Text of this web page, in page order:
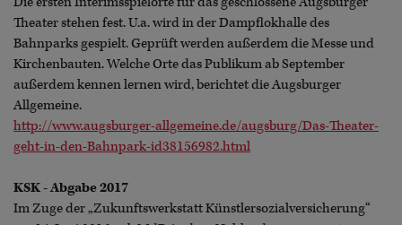
Theater stehen fest. U.a. wird in der Dampflokhalle des
Bahnparks gespielt. Geprüft werden außerdem die Messe und
Kirchenbauten. Welche Orte das Publikum ab September
außerdem kennen lernen wird, berichtet die Augsburger
Allgemeine.
http://www.augsburger-allgemeine.de/augsburg/Das-Theater-
geht-in-den-Bahnpark-id38156982.html
KSK - Abgabe 2017
Im Zuge der „Zukunftswerkstatt Künstlersozialversicherung“